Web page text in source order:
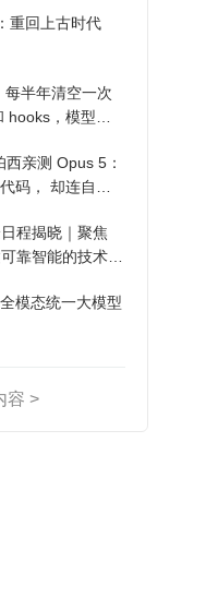
重回上古时代
半年清空一次
，模型自
亲测 Opus 5：
码， 却连自己
程揭晓｜聚焦
靠智能的技术路
模态统一大模型
容 >